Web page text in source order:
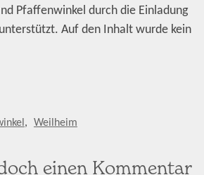
Pfaffenwinkel durch die Einladung
Auf den Inhalt wurde kein
, Weilheim
einen Kommentar